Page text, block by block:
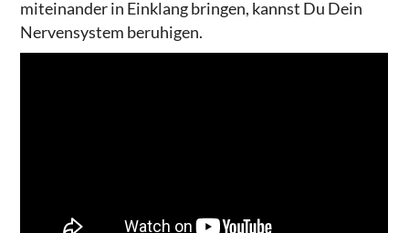
miteinander in Einklang bringen, kannst Du Dein
Nervensystem beruhigen.